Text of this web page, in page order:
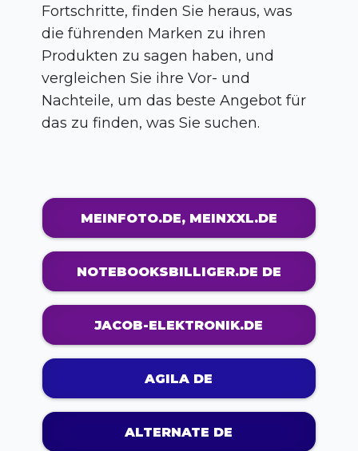
Fortschritte, finden Sie heraus, was
die führenden Marken zu ihren
Produkten zu sagen haben, und
vergleichen Sie ihre Vor- und
Nachteile, um das beste Angebot für
das zu finden, was Sie suchen.
MEINFOTO.DE, MEINXXL.DE
NOTEBOOKSBILLIGER.DE DE
JACOB-ELEKTRONIK.DE
AGILA DE
ALTERNATE DE